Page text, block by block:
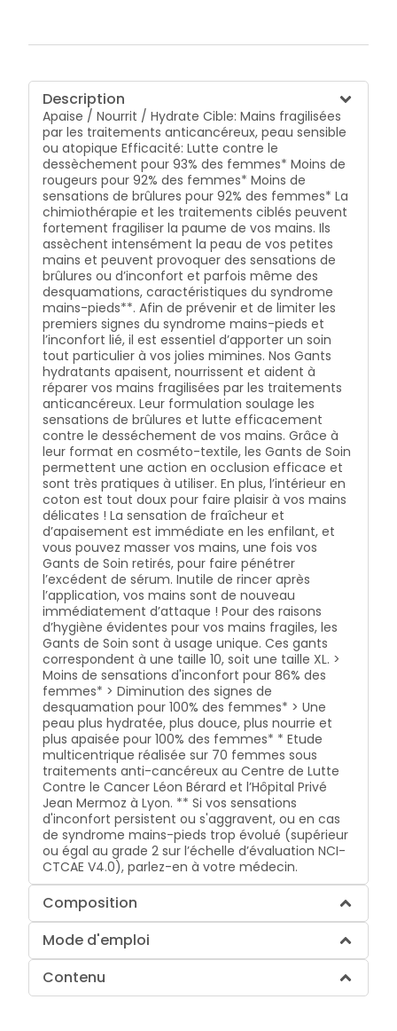
vos Gants de Soin retirés, pour faire pénétrer
l’application, vos mains sont de nouveau
immédiatement d’attaque ! Pour des raisons
d’hygiène évidentes pour vos mains fragiles, les
Gants de Soin sont à usage unique. Ces gants
correspondent à une taille 10, soit une taille XL. >
Moins de sensations d'inconfort pour 86% des
femmes* > Diminution des signes de desquamation
pour 100% des femmes* > Une peau plus hydratée,
plus douce, plus nourrie et plus apaisée pour 100%
des femmes* * Etude multicentrique réalisée sur 70
femmes sous traitements anti-cancéreux au Centre
de Lutte Contre le Cancer Léon Bérard et l’Hôpital
Privé Jean Mermoz à Lyon. ** Si vos sensations
d'inconfort persistent ou s'aggravent, ou en cas de
syndrome mains-pieds trop évolué (supérieur ou
égal au grade 2 sur l’échelle d’évaluation NCI-CTCAE
V4.0), parlez-en à votre médecin.
Description
Apaise / Nourrit / Hydrate Cible: Mains fragilisées
par les traitements anticancéreux, peau sensible
ou atopique Efficacité: Lutte contre le
dessèchement pour 93% des femmes* Moins de
rougeurs pour 92% des femmes* Moins de
sensations de brûlures pour 92% des femmes* La
chimiothérapie et les traitements ciblés peuvent
fortement fragiliser la paume de vos mains. Ils
assèchent intensément la peau de vos petites
mains et peuvent provoquer des sensations de
brûlures ou d’inconfort et parfois même des
desquamations, caractéristiques du syndrome
mains-pieds**. Afin de prévenir et de limiter les
premiers signes du syndrome mains-pieds et
l’inconfort lié, il est essentiel d’apporter un soin
tout particulier à vos jolies mimines. Nos Gants
hydratants apaisent, nourrissent et aident à
réparer vos mains fragilisées par les traitements
anticancéreux. Leur formulation soulage les
sensations de brûlures et lutte efficacement
contre le desséchement de vos mains. Grâce à
leur format en cosméto-textile, les Gants de Soin
permettent une action en occlusion efficace et
sont très pratiques à utiliser. En plus, l’intérieur en
coton est tout doux pour faire plaisir à vos mains
délicates ! La sensation de fraîcheur et
d’apaisement est immédiate en les enfilant, et
vous pouvez masser vos mains, une fois vos
Gants de Soin retirés, pour faire pénétrer
l’excédent de sérum. Inutile de rincer après
l’application, vos mains sont de nouveau
immédiatement d’attaque ! Pour des raisons
d’hygiène évidentes pour vos mains fragiles, les
Gants de Soin sont à usage unique. Ces gants
correspondent à une taille 10, soit une taille XL. >
Moins de sensations d'inconfort pour 86% des
femmes* > Diminution des signes de
desquamation pour 100% des femmes* > Une
peau plus hydratée, plus douce, plus nourrie et
plus apaisée pour 100% des femmes* * Etude
multicentrique réalisée sur 70 femmes sous
traitements anti-cancéreux au Centre de Lutte
Contre le Cancer Léon Bérard et l’Hôpital Privé
Jean Mermoz à Lyon. ** Si vos sensations
d'inconfort persistent ou s'aggravent, ou en cas
de syndrome mains-pieds trop évolué (supérieur
ou égal au grade 2 sur l’échelle d’évaluation NCI-
CTCAE V4.0), parlez-en à votre médecin.
Composition
Mode d'emploi
Contenu